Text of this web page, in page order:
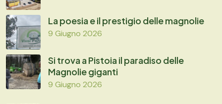
La poesia e il prestigio delle magnolie
9 Giugno 2026
Si trova a Pistoia il paradiso delle
Magnolie giganti
9 Giugno 2026